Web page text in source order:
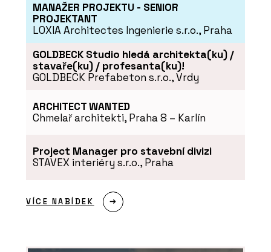
PRODUKTY
Lícové cihly a obkladové pásky Terca
- wienerberger
O FIRMĚ
wienerberger s.r.o.
MANAŽER PROJEKTU - SENIOR
PROJEKTANT
LOXIA Architectes Ingenierie s.r.o., Praha
GOLDBECK Studio hledá architekta(ku) /
stavaře(ku) / profesanta(ku)!
GOLDBECK Prefabeton s.r.o., Vrdy
ARCHITECT WANTED
Chmelař architekti, Praha 8 – Karlín
Project Manager pro stavební divizi
STAVEX interiéry s.r.o., Praha
VÍCE NABÍDEK